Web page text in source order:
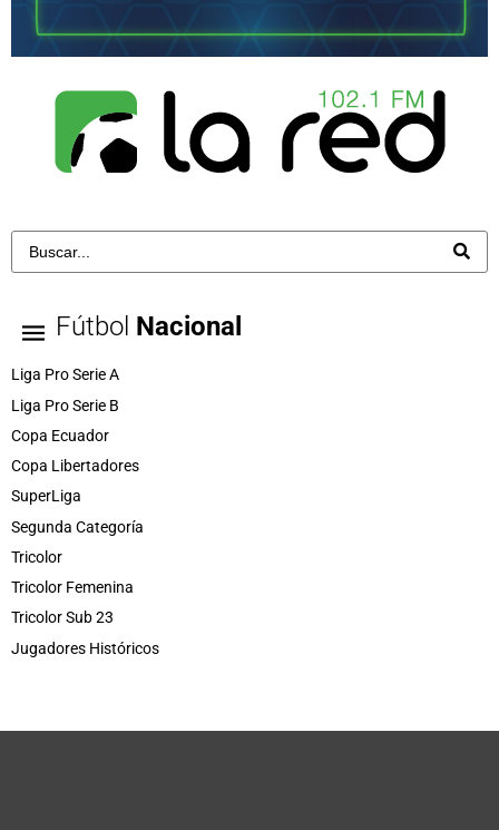
Fútbol Nacional
Liga Pro Serie A
Liga Pro Serie B
Copa Ecuador
Copa Libertadores
SuperLiga
Segunda Categoría
Tricolor
Tricolor Femenina
Tricolor Sub 23
Jugadores Históricos